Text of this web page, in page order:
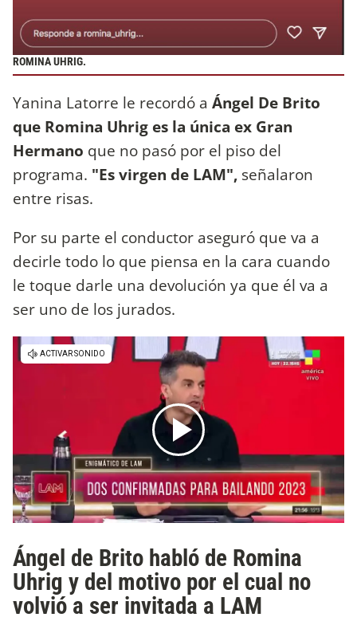
ROMINA UHRIG.
Yanina Latorre le recordó a Ángel De Brito
que Romina Uhrig es la única ex Gran
Hermano que no pasó por el piso del
programa. "Es virgen de LAM", señalaron
entre risas.
Por su parte el conductor aseguró que va a
decirle todo lo que piensa en la cara cuando
le toque darle una devolución ya que él va a
ser uno de los jurados.
Ángel de Brito habló de Romina
Uhrig y del motivo por el cual no
volvió a ser invitada a LAM